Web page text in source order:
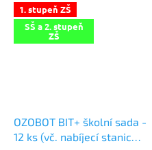
mobilního zařízení....
1. stupeň ZŠ
SŠ a 2. stupeň
ZŠ
OZOBOT BIT+ školní sada -
12 ks (vč. nabíjecí stanice a